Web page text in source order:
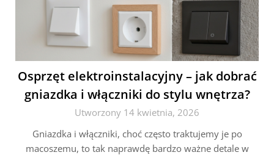
Osprzęt elektroinstalacyjny – jak dobrać
gniazdka i włączniki do stylu wnętrza?
Utworzony 14 kwietnia, 2026
Gniazdka i włączniki, choć często traktujemy je po
macoszemu, to tak naprawdę bardzo ważne detale w